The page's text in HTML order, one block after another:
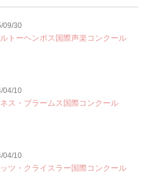
09/30
トーヘンボス国際声楽コンクール
04/10
ス・ブラームス国際コンクール
04/10
ツ・クライスラー国際コンクール